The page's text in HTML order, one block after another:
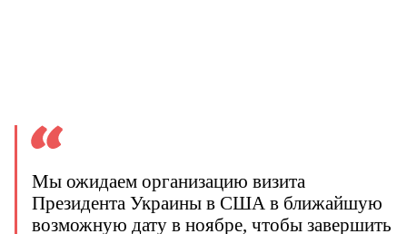
Мы ожидаем организацию визита
Президента Украины в США в ближайшую
возможную дату в ноябре, чтобы завершить